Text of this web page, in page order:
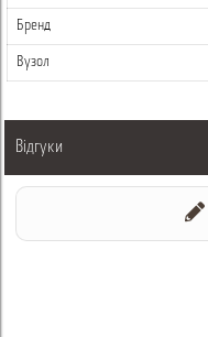
Бренд
Вузол
Відгуки